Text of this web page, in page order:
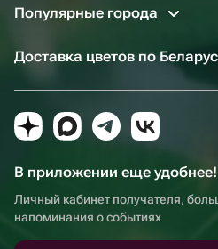
Популярные города
Доставка цветов по
В приложении еще удобнее!
Личный кабинет получателя,
напоминания о событиях